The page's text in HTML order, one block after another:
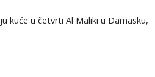
kuće u četvrti Al Maliki u Damasku,